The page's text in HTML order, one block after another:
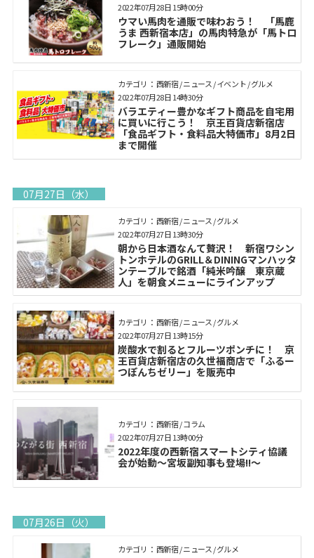
ウマい馬肉を通販で味わおう！ 「馬鹿
うま 西新宿本店」の馬肉特急が「馬トロ
フレーク」通販開始
2022年07月28日 15時00分
カテゴリ： 西新宿 / ニュース / イベント / グルメ
バラエティー豊かなギフト商品を自宅用
に買いに行こう！ 京王百貨店新宿店
「食品ギフト・食料品大特価市」8月2日
まで開催
2022年07月28日 14時30分
07月27日（水）
カテゴリ： 西新宿 / ニュース / グルメ
朝から日本酒なんて贅沢！ 新宿ワシン
トンホテルのGRILL＆DININGマンハッタ
ンテーブルで銘酒「純米吟醸 東京蔵
人」を朝食メニューにラインアップ
2022年07月27日 13時30分
カテゴリ： 西新宿 / ニュース / グルメ
炭酸水で割るとフルーツポンチに！ 京
王百貨店新宿店の久世福商店で「ふるー
つぽんちゼリー」を販売中
2022年07月27日 13時15分
カテゴリ： 西新宿 / コラム
2022年度の西新宿スマートシティ協議
会が始動～宮坂副知事も登場!!～
2022年07月27日 13時00分
07月26日（火）
カテゴリ： 西新宿 / ニュース / グルメ